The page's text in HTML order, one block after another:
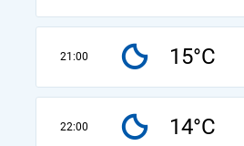
21:00 15°C
22:00 14°C